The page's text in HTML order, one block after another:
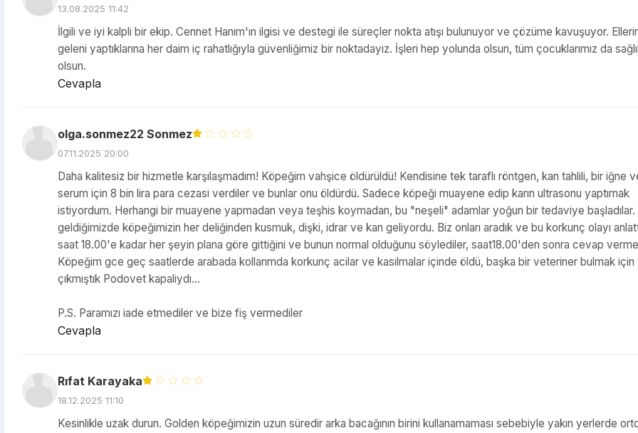
13.08.2025 11:42
İlgili ve iyi kalpli bir ekip. Cennet Hanım'ın ilgisi ve destegi ile süreçler nokta atışı bulunuyor ve çözüme kavuşuyor.
geleni yaptıklarına her daim iç rahatlığıyla güvenliğimiz bir noktadayız. İşleri hep yolunda olsun, tüm çocuklarımız da
olsun.
Cevapla
olga.sonmez22 Sonmez
07.11.2025 20:00
Daha kalitesiz bir hizmetle karşılaşmadım! Köpeğim vahşice öldürüldü! Kendisine tek taraflı röntgen, kan tahlili, bir iğne
serum için 8 bin lira para cezasi verdiler ve bunlar onu öldürdü. Sadece köpeǧi muayene edip karın ultrasonu yaptırnak
istiyordum. Herhangi bir muayene yapmadan veya teşhis koymadan, bu "neşeli" adamlar yoğun bir tedaviye başladılar.
geldiğimizde köpeğimizin her deliğinden kusmuk, dişki, idrar ve kan geliyordu. Biz onları aradık ve bu korkunç olayı
saat 18.00'e kadar her şeyin plana göre gittiğini ve bunun normal olduğunu söylediler, saat18.00'den sonra cevap
Köpeğim gce geç saatlerde arabada kollarımda korkunç acilar ve kasılmalar içinde öldü, başka bir veteriner bulmak için
çıkmıştık Podovet kapaliydı...
P.S. Paramızı iade etmediler ve bize fiş vermediler
Cevapla
Rıfat Karayaka
18.12.2025 11:10
Kesinlikle uzak durun. Golden köpeğimizin uzun süredir arka bacağının birini kullanamaması sebebiyle yakın yerlerde